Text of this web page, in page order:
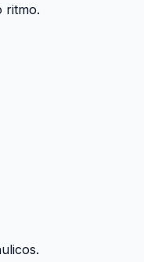
ritmo.